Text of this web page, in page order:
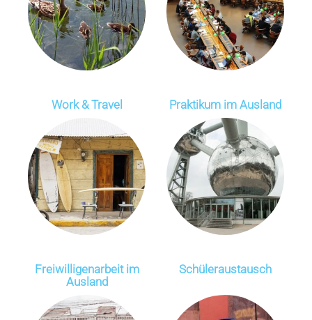
Work & Travel Praktikum im Ausland
Freiwilligen­arbeit im
Ausland
Schüleraustausch